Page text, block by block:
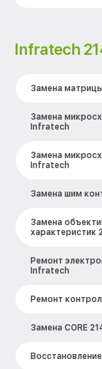
Infratech
Замена
Замена
Infratech
Замена
Infratech
Замена шим
Замена
характеристик
Ремонт
Infratech
Ремонт
Замена CORE